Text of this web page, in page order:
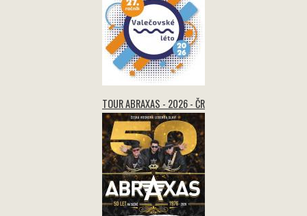
TOUR ABRAXAS - 2026 - ČR